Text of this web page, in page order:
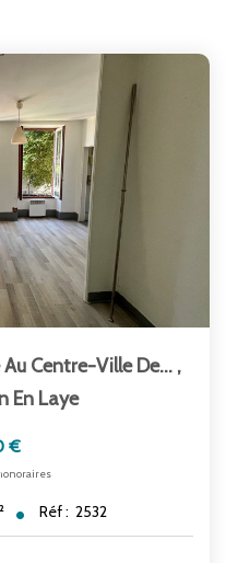
Centre-Ville De... ,
En Laye
€
Réf : 2532